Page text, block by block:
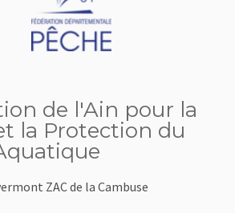
de l'Ain pour la
la Protection du
ZAC de la Cambuse